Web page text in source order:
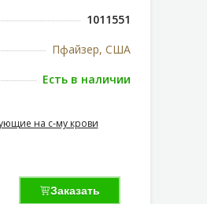
1011551
Пфайзер, США
Есть в наличии
на с-му крови
Заказать